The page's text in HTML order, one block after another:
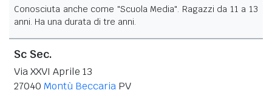
Conosciuta anche come "Scuola Media". Ragazzi da 11 a 13
anni. Ha una durata di tre anni.
Sc Sec.
Via XXVI Aprile 13
27040 Montù Beccaria PV